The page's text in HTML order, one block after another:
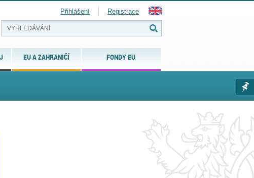
EU A ZAHRANIČÍ FONDY EU
Přihlášení Registrace